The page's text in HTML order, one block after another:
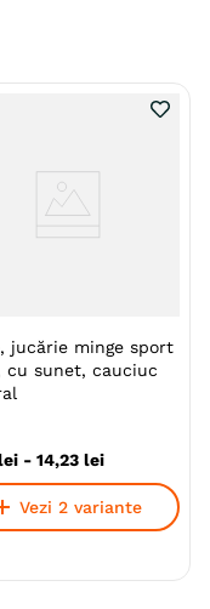
stimularea
a anxietății.
distructive.
Mica (S)
jucărie minge sport
cu sunet, cauciuc
- 14,23 lei
Vezi 2 variante